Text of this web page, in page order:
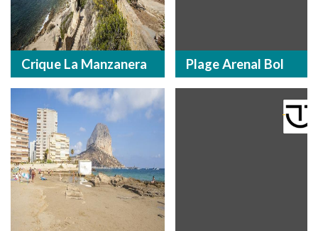
Crique La Manzanera Plage Arenal Bol